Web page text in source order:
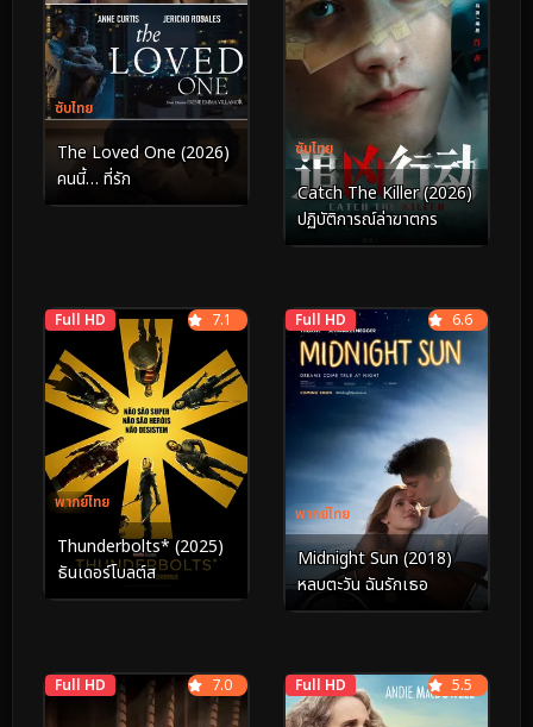
ซับไทย
The Loved One (2026)
คนนี้… ที่รัก
ซับไทย
Catch The Killer (2026)
ปฏิบัติการณ์ล่าฆาตกร
Full HD
พากย์ไทย
7.1
Thunderbolts* (2025)
ธันเดอร์โบลต์ส
Full HD
พากย์ไทย
6.6
Midnight Sun (2018)
หลบตะวัน ฉันรักเธอ
Full HD 7.0 Full HD 5.5